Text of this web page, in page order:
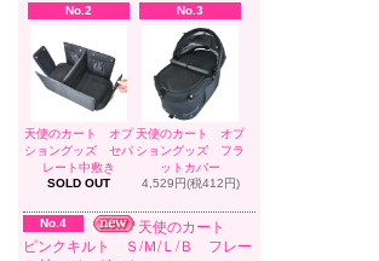
No.2
天使のカート オプ
ショングッズ セパ
レート中敷き
SOLD OUT
No.3
天使のカート オプ
ショングッズ フラ
ットカバー
4,529円(税412円)
No.4
天使のカート
ピンクキルト Ｓ/Ｍ/Ｌ/Ｂ フレー